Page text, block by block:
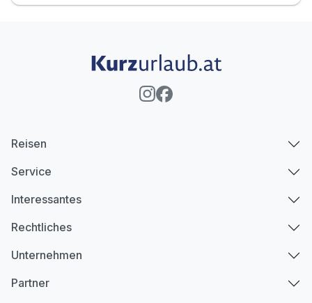
Reisen
Service
Interessantes
Rechtliches
Unternehmen
Partner